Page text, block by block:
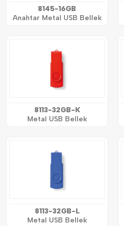
8145-16GB
Anahtar Metal USB Bellek
8113-32GB-K
Metal USB Bellek
8113-32GB-L
Metal USB Bellek